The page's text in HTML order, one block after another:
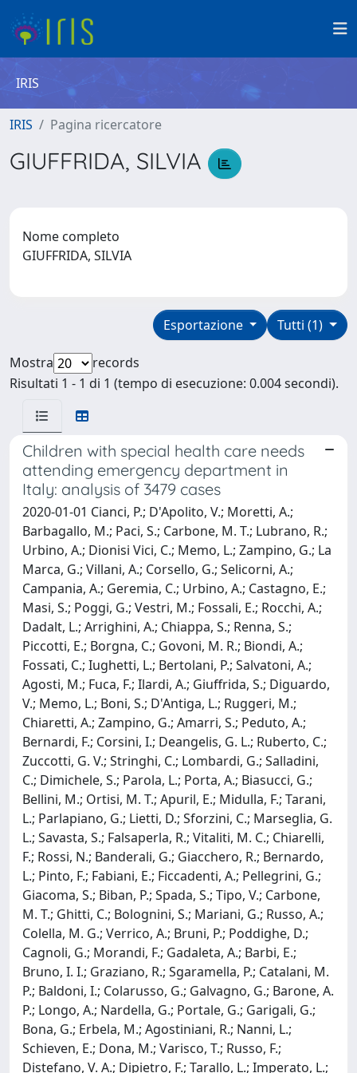
IRIS
IRIS Pagina ricercatore
GIUFFRIDA, SILVIA
Nome completo
GIUFFRIDA, SILVIA
Tutti (1)
Esportazione
Mostra
records
Risultati 1 - 1 di 1 (tempo di esecuzione: 0.004 secondi).
Children with special health care needs
attending emergency department in
Italy: analysis of 3479 cases
2020-01-01 Cianci, P.; D'Apolito, V.; Moretti, A.;
Barbagallo, M.; Paci, S.; Carbone, M. T.; Lubrano, R.;
Urbino, A.; Dionisi Vici, C.; Memo, L.; Zampino, G.; La
Marca, G.; Villani, A.; Corsello, G.; Selicorni, A.;
Campania, A.; Geremia, C.; Urbino, A.; Castagno, E.;
Masi, S.; Poggi, G.; Vestri, M.; Fossali, E.; Rocchi, A.;
Dadalt, L.; Arrighini, A.; Chiappa, S.; Renna, S.;
Piccotti, E.; Borgna, C.; Govoni, M. R.; Biondi, A.;
Fossati, C.; Iughetti, L.; Bertolani, P.; Salvatoni, A.;
Agosti, M.; Fuca, F.; Ilardi, A.; Giuffrida, S.; Diguardo,
V.; Memo, L.; Boni, S.; D'Antiga, L.; Ruggeri, M.;
Chiaretti, A.; Zampino, G.; Amarri, S.; Peduto, A.;
Bernardi, F.; Corsini, I.; Deangelis, G. L.; Ruberto, C.;
Zuccotti, G. V.; Stringhi, C.; Lombardi, G.; Salladini,
C.; Dimichele, S.; Parola, L.; Porta, A.; Biasucci, G.;
Bellini, M.; Ortisi, M. T.; Apuril, E.; Midulla, F.; Tarani,
L.; Parlapiano, G.; Lietti, D.; Sforzini, C.; Marseglia, G.
L.; Savasta, S.; Falsaperla, R.; Vitaliti, M. C.; Chiarelli,
F.; Rossi, N.; Banderali, G.; Giacchero, R.; Bernardo,
L.; Pinto, F.; Fabiani, E.; Ficcadenti, A.; Pellegrini, G.;
Giacoma, S.; Biban, P.; Spada, S.; Tipo, V.; Carbone,
M. T.; Ghitti, C.; Bolognini, S.; Mariani, G.; Russo, A.;
Colella, M. G.; Verrico, A.; Bruni, P.; Poddighe, D.;
Cagnoli, G.; Morandi, F.; Gadaleta, A.; Barbi, E.;
Bruno, I. I.; Graziano, R.; Sgaramella, P.; Catalani, M.
P.; Baldoni, I.; Colarusso, G.; Galvagno, G.; Barone, A.
P.; Longo, A.; Nardella, G.; Portale, G.; Garigali, G.;
Bona, G.; Erbela, M.; Agostiniani, R.; Nanni, L.;
Schieven, E.; Dona, M.; Varisco, T.; Russo, F.;
Distefano, V. A.; Dipietro, F.; Tarallo, L.; Imperato, L.;